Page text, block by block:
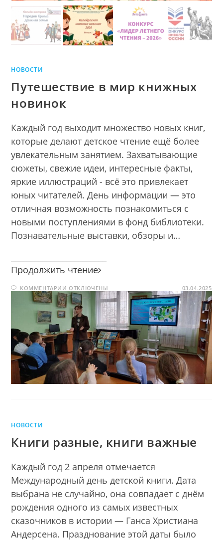
НОВОСТИ
Путешествие в мир книжных
новинок
Каждый год выходит множество новых книг,
которые делают детское чтение ещё более
увлекательным занятием. Захватывающие
сюжеты, свежие идеи, интересные факты,
яркие иллюстраций - всё это привлекает
юных читателей. День информации — это
отличная возможность познакомиться с
новыми поступлениями в фонд библиотеки.
Познавательные выставки, обзоры и…
Продолжить чтение Путешествие
мир
книжных
новинок
КОММЕНТАРИИ К
ЗАПИСИ
ПУТЕШЕСТВИЕ
В
МИР
КНИЖНЫХ
НОВИНОК
ОТКЛЮЧЕНЫ 03.04.2025
НОВОСТИ
Книги разные, книги важные
Каждый год 2 апреля отмечается
Международный день детской книги. Дата
выбрана не случайно, она совпадает с днём
рождения одного из самых известных
сказочников в истории — Ганса Христиана
Андерсена. Празднование этой даты было